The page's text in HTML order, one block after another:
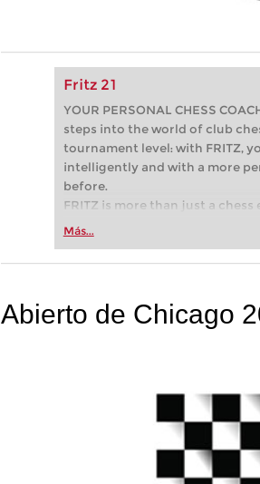
Fritz 21
YOUR PERSONAL CHESS
steps into the world of club
tournament level: with FRITZ,
intelligently and with a more
before.
FRITZ is more than just a
Whether you’re taking your
more efficiently, intelligently
Más...
Abierto de Chicago